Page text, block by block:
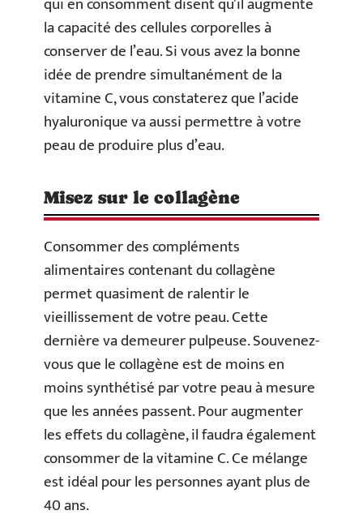
la capacité des cellules corporelles à
conserver de l’eau. Si vous avez la bonne
idée de prendre simultanément de la
vitamine C, vous constaterez que l’acide
hyaluronique va aussi permettre à votre
peau de produire plus d’eau.
Misez sur le collagène
Consommer des compléments
alimentaires contenant du collagène
permet quasiment de ralentir le
vieillissement de votre peau. Cette
dernière va demeurer pulpeuse. Souvenez-
vous que le collagène est de moins en
moins synthétisé par votre peau à mesure
que les années passent. Pour augmenter
les effets du collagène, il faudra également
consommer de la vitamine C. Ce mélange
est idéal pour les personnes ayant plus de
40 ans.